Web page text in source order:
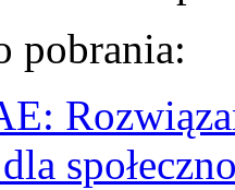
pobrania: